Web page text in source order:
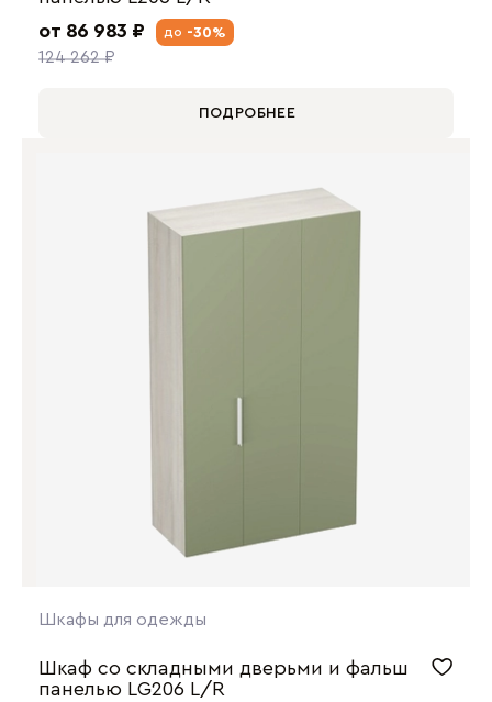
от 86 983 ₽
124 262 ₽
до -30%
ПОДРОБНЕЕ
Шкафы для одежды
Шкаф со складными дверьми и фальш
панелью LG206 L/R